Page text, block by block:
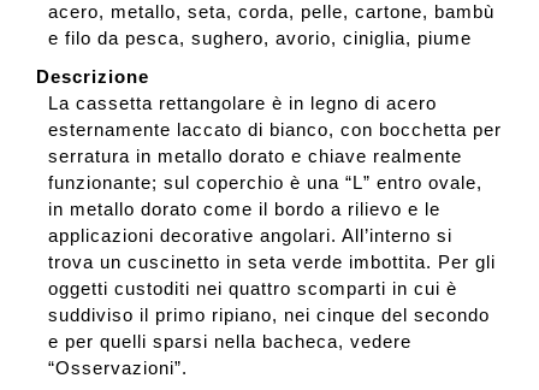
acero, metallo, seta, corda, pelle, cartone, bambù
e filo da pesca, sughero, avorio, ciniglia, piume
Descrizione
La cassetta rettangolare è in legno di acero
esternamente laccato di bianco, con bocchetta per
serratura in metallo dorato e chiave realmente
funzionante; sul coperchio è una “L” entro ovale,
in metallo dorato come il bordo a rilievo e le
applicazioni decorative angolari. All’interno si
trova un cuscinetto in seta verde imbottita. Per gli
oggetti custoditi nei quattro scomparti in cui è
suddiviso il primo ripiano, nei cinque del secondo
e per quelli sparsi nella bacheca, vedere
“Osservazioni”.